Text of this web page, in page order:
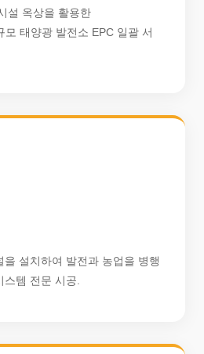
설 옥상을 활용한
모 태양광 발전소 EPC 일괄 서
을 설치하여 발전과 농업을 병행
템 전문 시공.